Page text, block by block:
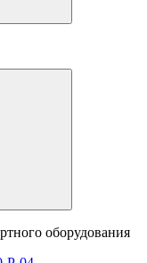
оборудования